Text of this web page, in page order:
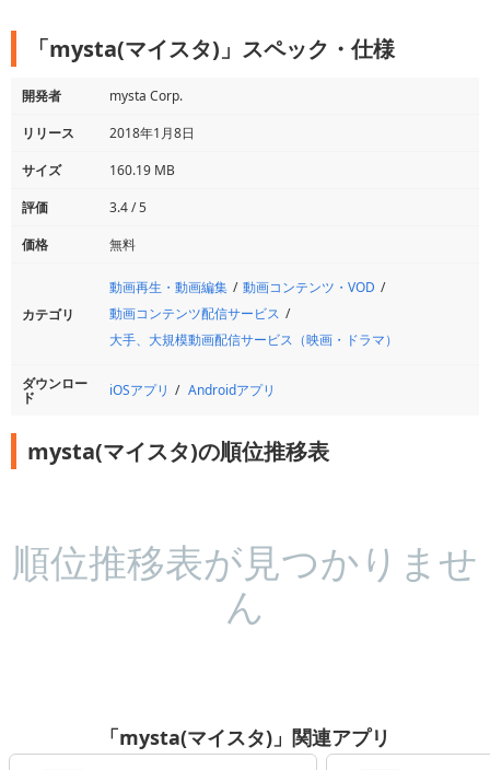
「mysta(マイスタ)」スペック・仕様
開発者
mysta Corp.
リリース
2018年1月8日
サイズ
160.19 MB
評価
3.4 / 5
価格
無料
カテゴリ
動画再生・動画編集
動画コンテンツ・VOD
動画コンテンツ配信サービス
大手、大規模動画配信サービス（映画・ドラマ）
ダウンロー
ド iOSアプリ Androidアプリ
mysta(マイスタ)の順位推移表
順位推移表が見つかりませ
ん
「mysta(マイスタ)」関連アプリ